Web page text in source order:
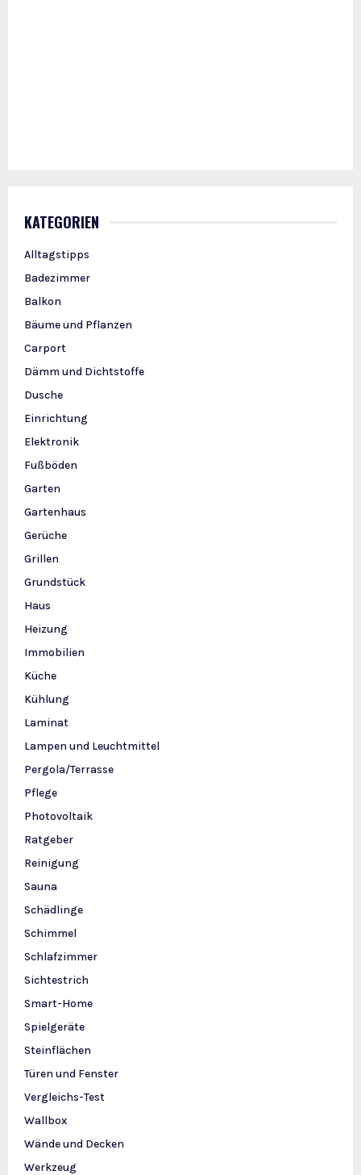
KATEGORIEN
Alltagstipps
Badezimmer
Balkon
Bäume und Pflanzen
Carport
Dämm und Dichtstoffe
Dusche
Einrichtung
Elektronik
Fußböden
Garten
Gartenhaus
Gerüche
Grillen
Grundstück
Haus
Heizung
Immobilien
Küche
Kühlung
Laminat
Lampen und Leuchtmittel
Pergola/Terrasse
Pflege
Photovoltaik
Ratgeber
Reinigung
Sauna
Schädlinge
Schimmel
Schlafzimmer
Sichtestrich
Smart-Home
Spielgeräte
Steinflächen
Türen und Fenster
Vergleichs-Test
Wallbox
Wände und Decken
Werkzeug